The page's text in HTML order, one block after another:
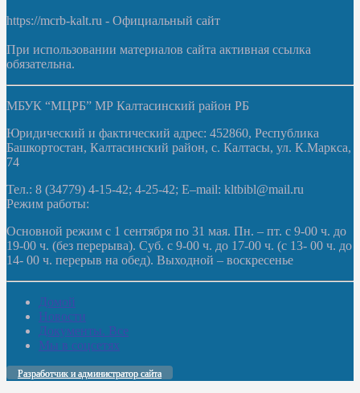
https://mcrb-kalt.ru - Официальный сайт
При использовании материалов сайта активная ссылка
обязательна.
МБУК “МЦРБ” МР Калтасинский район РБ
Юридический и фактический адрес: 452860, Республика
Башкортостан, Калтасинский район, с. Калтасы, ул. К.Маркса,
74
Тел.: 8 (34779) 4-15-42; 4-25-42; E–mail: kltbibl@mail.ru
Режим работы:
Основной режим с 1 сентября по 31 мая. Пн. – пт. с 9-00 ч. до
19-00 ч. (без перерыва). Суб. с 9-00 ч. до 17-00 ч. (с 13- 00 ч. до
14- 00 ч. перерыв на обед). Выходной – воскресенье
Домой
Новости
Документы. Все
Мы в соцсетях
Разработчик и администратор сайта